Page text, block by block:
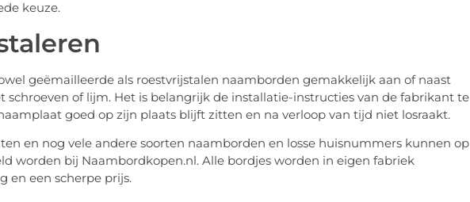
keuze.
geëmailleerde als roestvrijstalen naamborden gemakkelijk aan of naast
schroeven of lijm. Het is belangrijk de installatie-instructies van de fabrikant te
goed op zijn plaats blijft zitten en na verloop van tijd niet losraakt.
en nog vele andere soorten naamborden en losse huisnummers kunnen op
worden bij Naambordkopen.nl. Alle bordjes worden in eigen fabriek
en een scherpe prijs.